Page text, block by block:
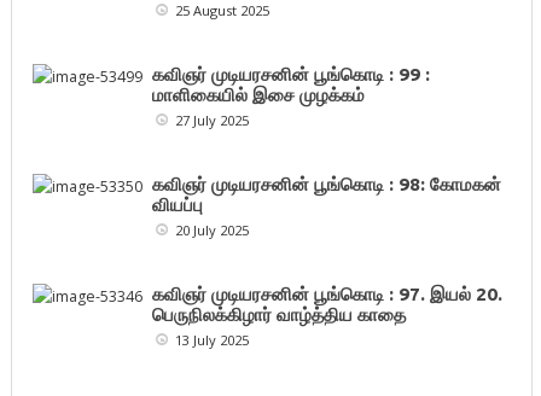
25 August 2025
கவிஞர் முடியரசனின் பூங்கொடி : 99 :
மாளிகையில் இசை முழக்கம்
27 July 2025
கவிஞர் முடியரசனின் பூங்கொடி : 98: கோமகன்
வியப்பு
20 July 2025
கவிஞர் முடியரசனின் பூங்கொடி : 97. இயல் 20.
பெருநிலக்கிழார் வாழ்த்திய காதை
13 July 2025